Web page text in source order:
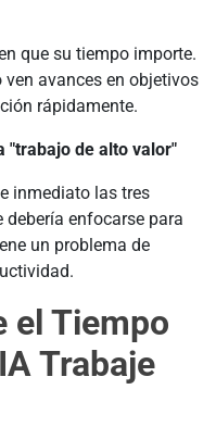
que su tiempo importe.
avances en objetivos
rápidamente.
"trabajo de alto valor"
inmediato las tres
enfocarse para
un problema de
el Tiempo
Trabaje